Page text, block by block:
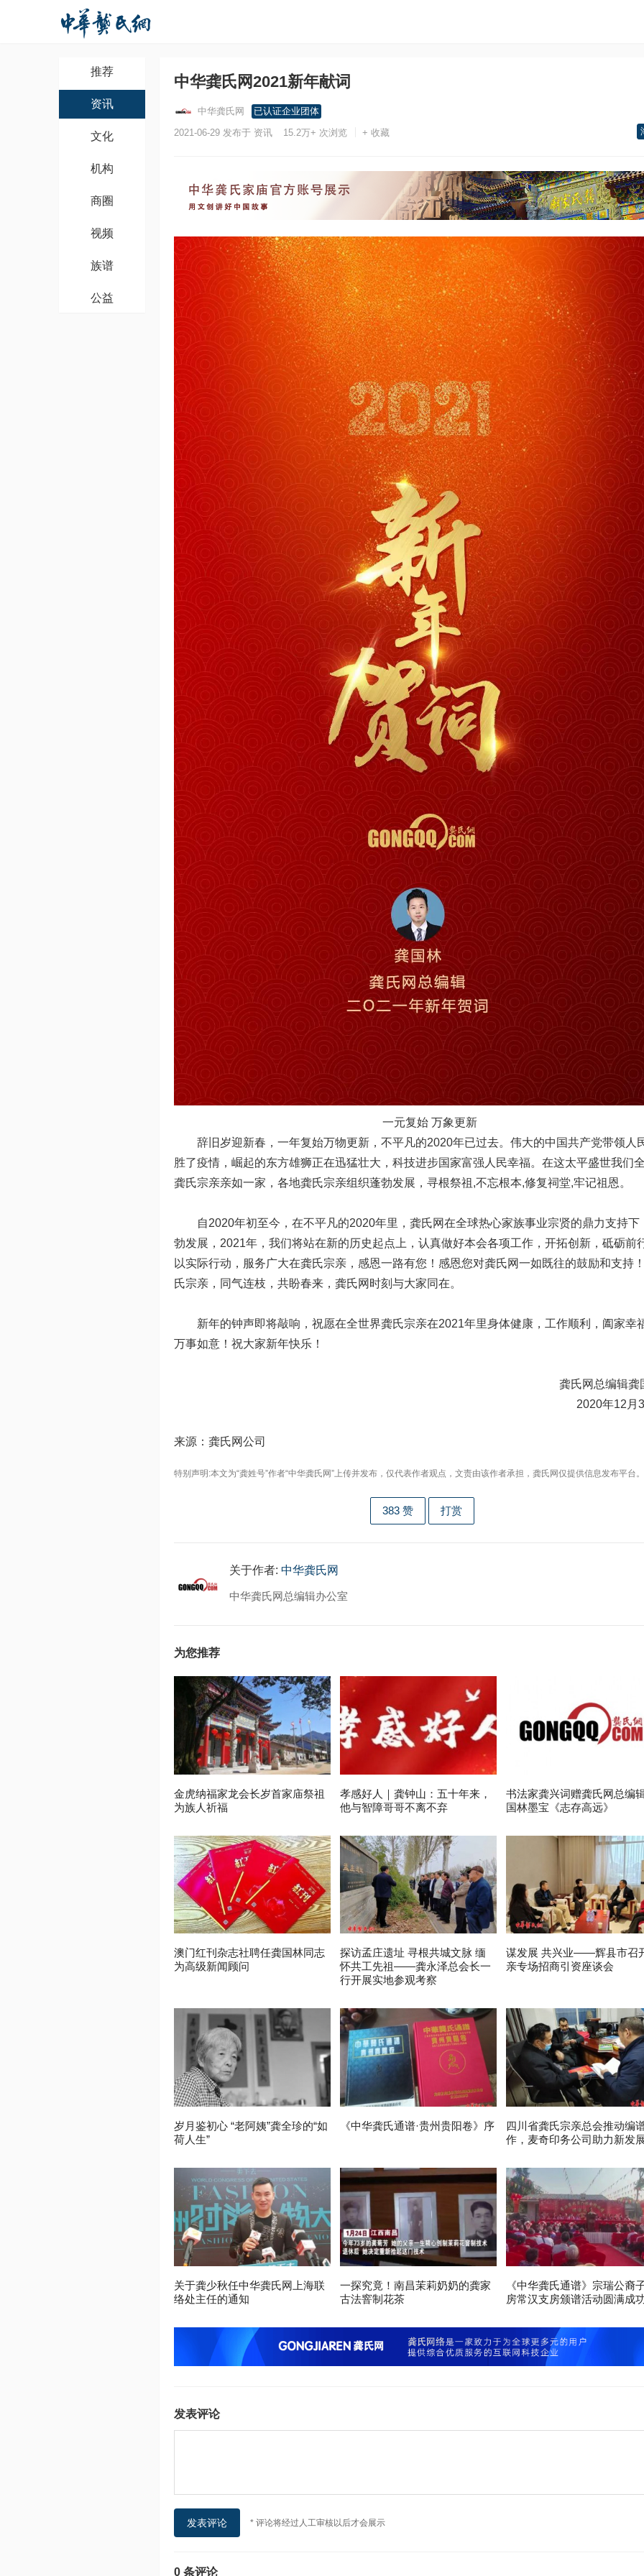
推荐
资讯
文化
机构
商圈
视频
族谱
公益
中华龚氏网2021新年献词
中华龚氏网
已认证企业团体
2021-06-29 发布于 资讯
15.2万+ 次浏览 + 收藏
一元复始 万象更新
辞旧岁迎新春，一年复始万物更新，不平凡的2020年已过去。伟大的中国共产党带领人
胜了疫情，崛起的东方雄狮正在迅猛壮大，科技进步国家富强人民幸福。在这太平盛世我们
龚氏宗亲亲如一家，各地龚氏宗亲组织蓬勃发展，寻根祭祖,不忘根本,修复祠堂,牢记祖恩。
自2020年初至今，在不平凡的2020年里，龚氏网在全球热心家族事业宗贤的鼎力支持下
勃发展，2021年，我们将站在新的历史起点上，认真做好本会各项工作，开拓创新，砥砺前
以实际行动，服务广大在龚氏宗亲，感恩一路有您！感恩您对龚氏网一如既往的鼓励和支持
氏宗亲，同气连枝，共盼春来，龚氏网时刻与大家同在。
新年的钟声即将敲响，祝愿在全世界龚氏宗亲在2021年里身体健康，工作顺利，阖家幸
万事如意！祝大家新年快乐！
龚氏网总编辑龚
2020年12月
来源：龚氏网公司
特别声明:本文为“龚姓号”作者“中华龚氏网”上传并发布，仅代表作者观点，文责由该作者承担，龚氏网仅提供信息发布平台。
383 赞 打赏
关于作者: 中华龚氏网
中华龚氏网总编辑办公室
为您推荐
金虎纳福家龙会长岁首家庙祭祖
为族人祈福
孝感好人｜龚钟山：五十年来，
他与智障哥哥不离不弃
书法家龚兴词赠龚氏网总编
国林墨宝《志存高远》
澳门红刊杂志社聘任龚国林同志
为高级新闻顾问
探访孟庄遗址 寻根共城文脉 缅
怀共工先祖——龚永泽总会长一
行开展实地参观考察
谋发展 共兴业——辉县市召
亲专场招商引资座谈会
岁月鉴初心 “老阿姨”龚全珍的“如
荷人生”
《中华龚氏通谱·贵州贵阳卷》序
四川省龚氏宗亲总会推动编
作，麦奇印务公司助力新发
关于龚少秋任中华龚氏网上海联
络处主任的通知
一探究竟！南昌茉莉奶奶的龚家
古法窨制花茶
《中华龚氏通谱》宗瑞公裔
房常汉支房颁谱活动圆满成
发表评论
* 评论将经过人工审核以后才会展示
0 条评论